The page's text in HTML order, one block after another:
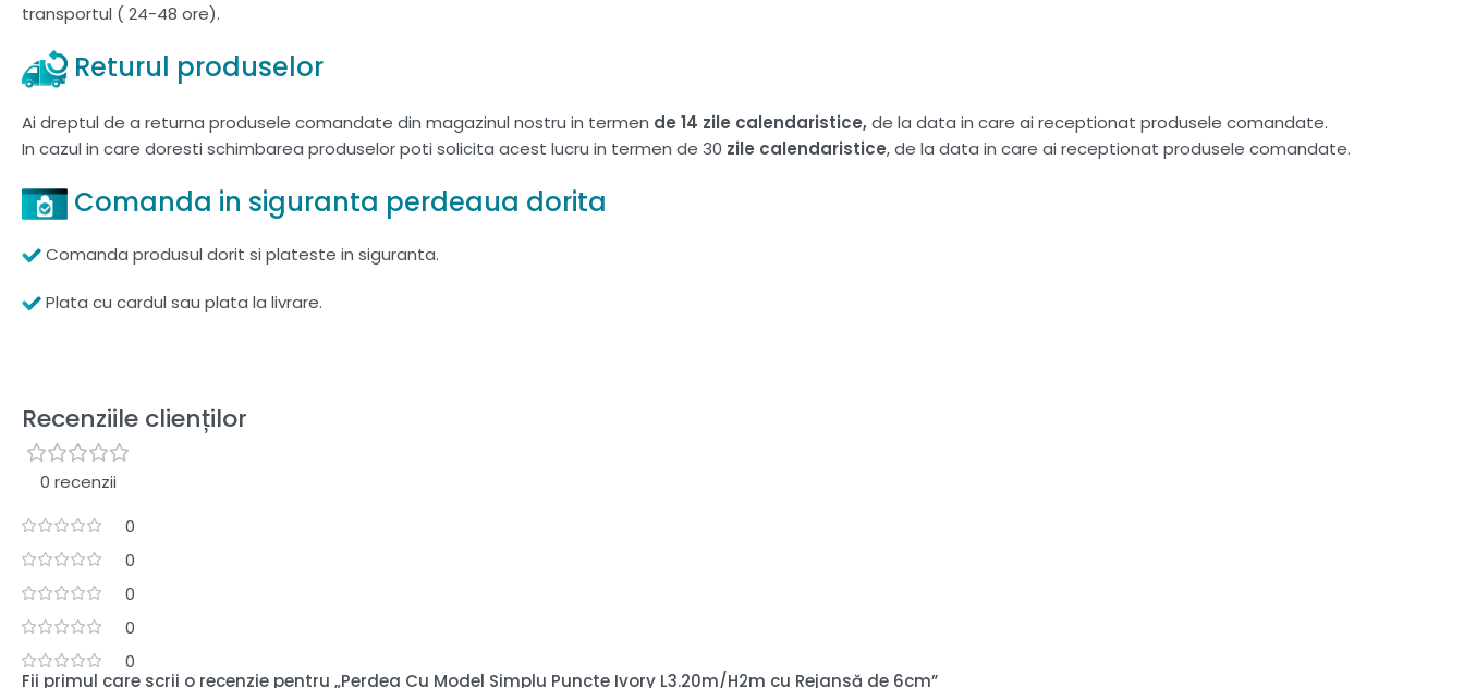
transportul ( 24-48 ore).
Returul produselor
Ai dreptul de a returna produsele comandate din magazinul nostru in termen de 14 zile calendaristice,de la data in care ai receptionat produsele comandate.
In cazul in care doresti schimbarea produselor poti solicita acest lucru in termen de 30 zile calendaristice, de la data in care ai receptionat produsele comandate.
Comanda in siguranta perdeaua dorita
Comanda produsul dorit si plateste in siguranta.
Plata cu cardul sau plata la livrare.
Recenziile clienților
0 recenzii
0
0
0
0
0
Fii primul care scrii o recenzie pentru „Perdea Cu Model Simplu Puncte Ivory L3.20m/H2m cu Rejansă de 6cm”